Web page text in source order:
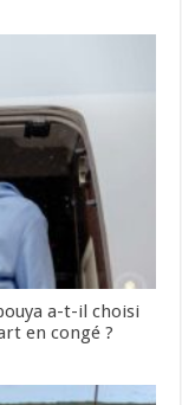
a-t-il choisi
en congé ?